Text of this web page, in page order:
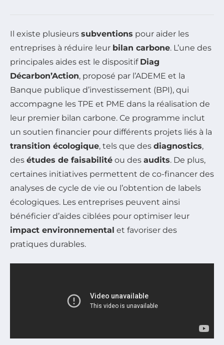
Il existe plusieurs subventions pour aider les
entreprises à réduire leur bilan carbone. L’une des
principales aides est le dispositif Diag
Décarbon’Action, proposé par l’ADEME et la
Banque publique d’investissement (BPI), qui
accompagne les TPE et PME dans la réalisation de
leur premier bilan carbone. Ce programme inclut
un soutien financier pour différents projets liés à la
transition écologique, tels que des diagnostics,
des études de faisabilité ou des audits. De plus,
certaines initiatives permettent de co-financer des
analyses de cycle de vie ou l’obtention de labels
écologiques. Les entreprises peuvent ainsi
bénéficier d’aides ciblées pour optimiser leur
impact environnemental et favoriser des
pratiques durables.